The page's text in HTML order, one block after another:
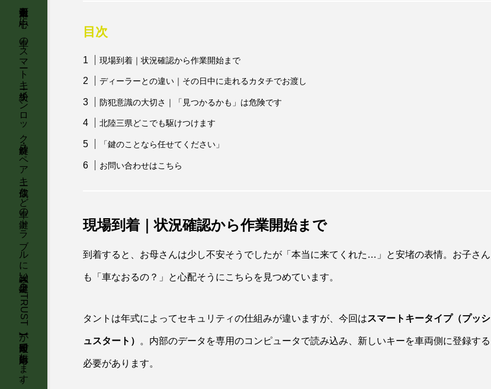
石川県金沢市を中心に、車のスマートキー紛失・インロック解錠・スペアキー作成など車の鍵トラブルに強い鍵屋【KeyTRUST】が最短即日で出張対応します。 目次
現場到着｜状況確認から作業開始まで
ディーラーとの違い｜その日中に走れるカタチでお渡し
防犯意識の大切さ｜「見つかるかも」は危険です
北陸三県どこでも駆けつけます
「鍵のことなら任せてください」
お問い合わせはこちら
現場到着｜状況確認から作業開始まで
到着すると、お母さんは少し不安そうでしたが「本当に来てくれた…」と安堵の表情。お子さん
も「車なおるの？」と心配そうにこちらを見つめています。
タントは年式によってセキュリティの仕組みが違いますが、今回はスマートキータイプ（プッシ
ュスタート） 。内部のデータを専用のコンピュータで読み込み、新しいキーを車両側に登録する
必要があります。